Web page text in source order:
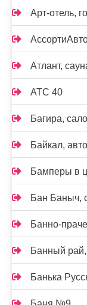
Арт-отель,
Атлант,
АТС 40
Багира,
Байкал,
Бамперы в
Бан Баныч,
Банно-
Банный
Банька